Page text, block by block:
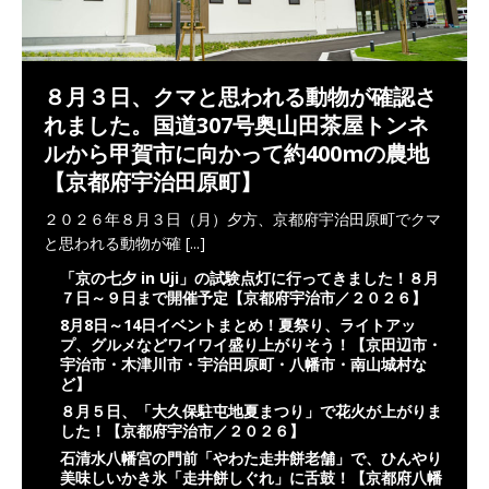
８月３日、クマと思われる動物が確認さ
れました。国道307号奥山田茶屋トンネ
ルから甲賀市に向かって約400mの農地
【京都府宇治田原町】
２０２６年８月３日（月）夕方、京都府宇治田原町でクマ
と思われる動物が確 [...]
「京の七夕 in Uji」の試験点灯に行ってきました！８月
７日～９日まで開催予定【京都府宇治市／２０２６】
8月8日～14日イベントまとめ！夏祭り、ライトアッ
プ、グルメなどワイワイ盛り上がりそう！【京田辺市・
宇治市・木津川市・宇治田原町・八幡市・南山城村な
ど】
８月５日、「大久保駐屯地夏まつり」で花火が上がりま
した！【京都府宇治市／２０２６】
石清水八幡宮の門前「やわた走井餅老舗」で、ひんやり
美味しいかき氷「走井餅しぐれ」に舌鼓！【京都府八幡